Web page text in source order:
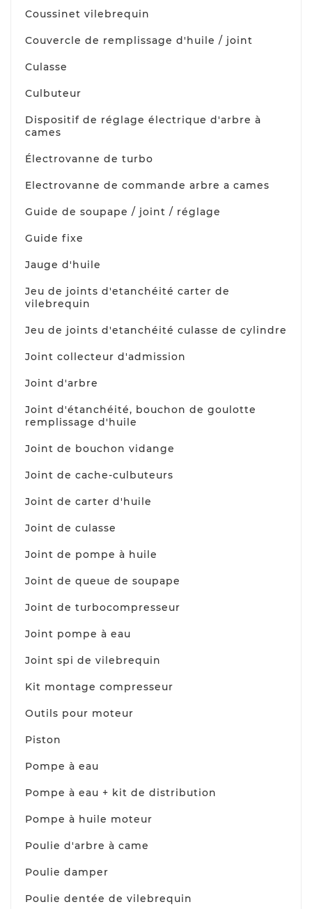
Coussinet vilebrequin
Couvercle de remplissage d'huile / joint
Culasse
Culbuteur
Dispositif de réglage électrique d'arbre à
cames
Électrovanne de turbo
Electrovanne de commande arbre a cames
Guide de soupape / joint / réglage
Guide fixe
Jauge d'huile
Jeu de joints d'etanchéité carter de
vilebrequin
Jeu de joints d'etanchéité culasse de cylindre
Joint collecteur d'admission
Joint d'arbre
Joint d'étanchéité, bouchon de goulotte
remplissage d'huile
Joint de bouchon vidange
Joint de cache-culbuteurs
Joint de carter d'huile
Joint de culasse
Joint de pompe à huile
Joint de queue de soupape
Joint de turbocompresseur
Joint pompe à eau
Joint spi de vilebrequin
Kit montage compresseur
Outils pour moteur
Piston
Pompe à eau
Pompe à eau + kit de distribution
Pompe à huile moteur
Poulie d'arbre à came
Poulie damper
Poulie dentée de vilebrequin